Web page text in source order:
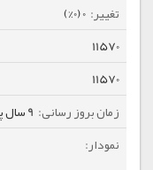
0 (0%)
11570
11570
9 سال پیش